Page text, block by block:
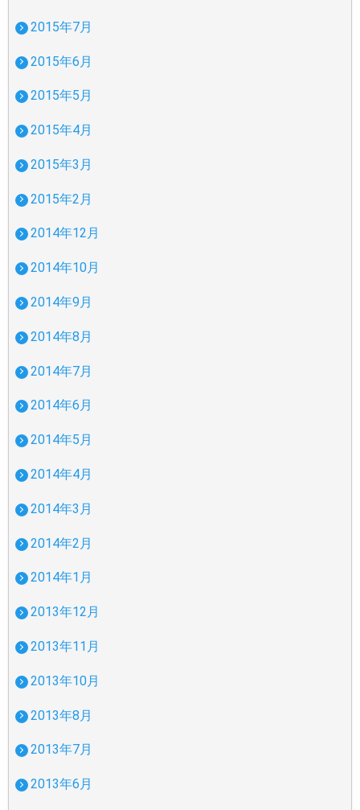
2015年7月
2015年6月
2015年5月
2015年4月
2015年3月
2015年2月
2014年12月
2014年10月
2014年9月
2014年8月
2014年7月
2014年6月
2014年5月
2014年4月
2014年3月
2014年2月
2014年1月
2013年12月
2013年11月
2013年10月
2013年8月
2013年7月
2013年6月